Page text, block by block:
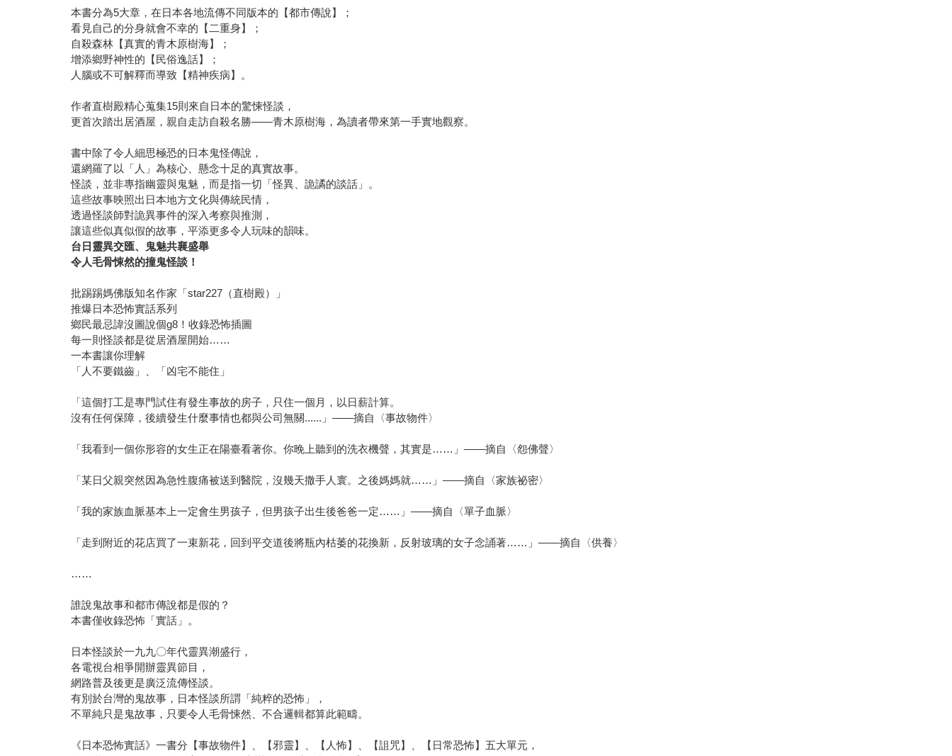
本書分為5大章，在日本各地流傳不同版本的【都市傳說】；
看見自己的分身就會不幸的【二重身】；
自殺森林【真實的青木原樹海】；
增添鄉野神性的【民俗逸話】；
人腦或不可解釋而導致【精神疾病】。
作者直樹殿精心蒐集15則來自日本的驚悚怪談，
更首次踏出居酒屋，親自走訪自殺名勝——青木原樹海，為讀者帶來第一手實地觀察。
書中除了令人細思極恐的日本鬼怪傳說，
還網羅了以「人」為核心、懸念十足的真實故事。
怪談，並非專指幽靈與鬼魅，而是指一切「怪異、詭譎的談話」。
這些故事映照出日本地方文化與傳統民情，
透過怪談師對詭異事件的深入考察與推測，
讓這些似真似假的故事，平添更多令人玩味的韻味。
台日靈異交匯、鬼魅共襄盛舉
令人毛骨悚然的撞鬼怪談！
批踢踢媽佛版知名作家「star227（直樹殿）」
推爆日本恐怖實話系列
鄉民最忌諱沒圖說個g8！收錄恐怖插圖
每一則怪談都是從居酒屋開始……
一本書讓你理解
「人不要鐵齒」、「凶宅不能住」
「這個打工是專門試住有發生事故的房子，只住一個月，以日薪計算。
沒有任何保障，後續發生什麼事情也都與公司無關......」——摘自〈事故物件〉
「我看到一個你形容的女生正在陽臺看著你。你晚上聽到的洗衣機聲，其實是……」——摘自〈怨佛聲〉
「某日父親突然因為急性腹痛被送到醫院，沒幾天撒手人寰。之後媽媽就……」——摘自〈家族祕密〉
「我的家族血脈基本上一定會生男孩子，但男孩子出生後爸爸一定……」——摘自〈單子血脈〉
「走到附近的花店買了一束新花，回到平交道後將瓶內枯萎的花換新，反射玻璃的女子念誦著……」——摘自〈供養〉
……
誰說鬼故事和都市傳說都是假的？
本書僅收錄恐怖「實話」。
日本怪談於一九九〇年代靈異潮盛行，
各電視台相爭開辦靈異節目，
網路普及後更是廣泛流傳怪談。
有別於台灣的鬼故事，日本怪談所謂「純粹的恐怖」，
不單純只是鬼故事，只要令人毛骨悚然、不合邏輯都算此範疇。
《日本恐怖實話》一書分【事故物件】、【邪靈】、【人怖】、【詛咒】、【日常恐怖】五大單元，